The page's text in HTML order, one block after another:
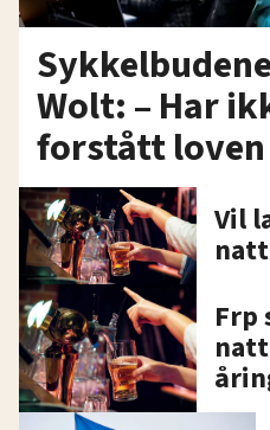
Wolt: – Har
forstått loven
Vil
Frp